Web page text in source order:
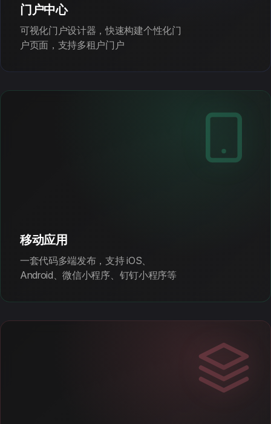
门户中心
可视化门户设计器，快速构建个性化门
户页面，支持多租户门户
移动应用
一套代码多端发布，支持 iOS、
Android、微信小程序、钉钉小程序等